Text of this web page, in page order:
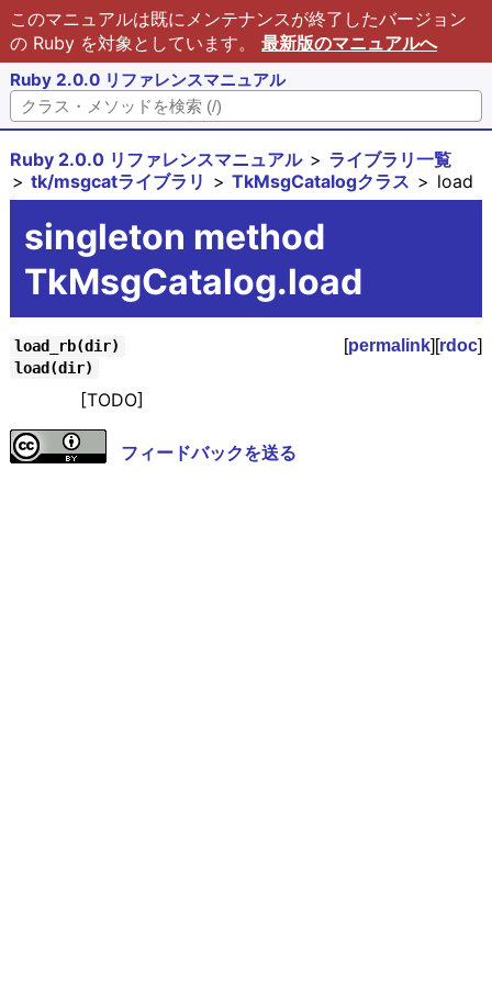
このマニュアルは既にメンテナンスが終了したバージョン
の Ruby を対象としています。 最新版のマニュアルへ
Ruby 2.0.0 リファレンスマニュアル
Ruby 2.0.0 リファレンスマニュアル
ライブラリ一覧
tk/msgcatライブラリ
TkMsgCatalogクラス load
singleton method
TkMsgCatalog.load
load_rb(dir) [permalink][rdoc]
load(dir)
[TODO]
フィードバックを送る